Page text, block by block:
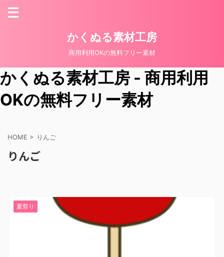
かくぬる素材工房
商用利用OKの無料フリー素材
かくぬる素材工房 - 商用利用
OKの無料フリー素材
HOME > りんご
りんご
夏祭り